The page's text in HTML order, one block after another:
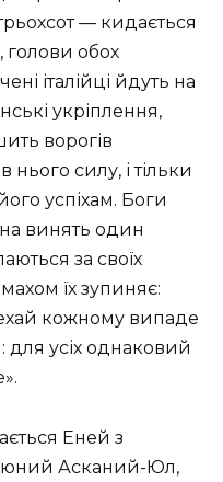
— кидається
голови обох
італійці йдуть на
укріплення,
ворогів
силу, і тільки
успіхам. Боги
винять один
за своїх
їх зупиняє:
кожному випаде
для усіх однаковий
Еней з
юний Асканий-Юл,